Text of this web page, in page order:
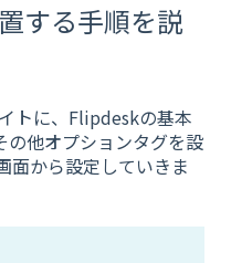
する手順を説
トに、Flipdeskの基本
の他オプションタグを設
面から設定していきま